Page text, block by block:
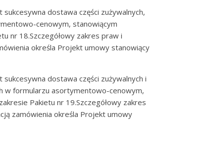
dostawa części zużywalnych,
cenowym, stanowiącym
nr 18.Szczegółowy zakres praw i
określa Projekt umowy stanowiący
dostawa części zużywalnych i
w formularzu asortymentowo-cenowym,
Pakietu nr 19.Szczegółowy zakres
zamówienia określa Projekt umowy